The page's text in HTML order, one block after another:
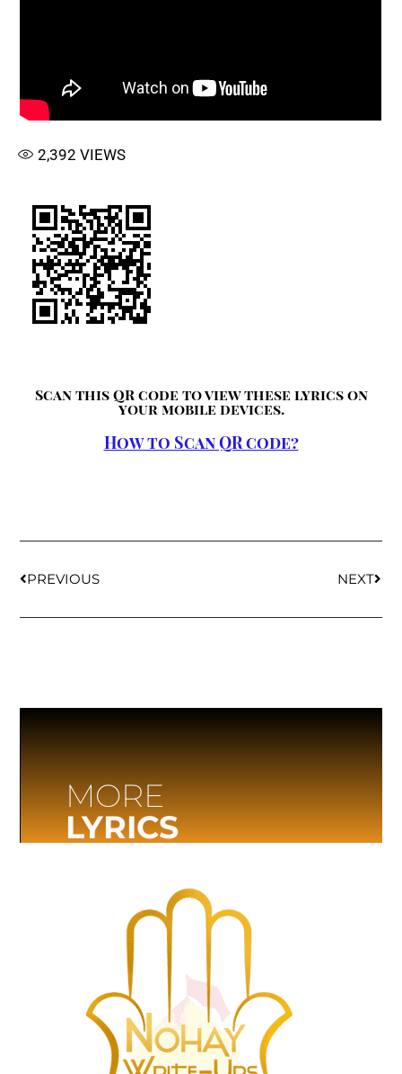
2,392 VIEWS
Scan this QR code to view these lyrics on
your mobile devices.
How to Scan QR code?
PREVIOUS NEXT
MORE
LYRICS